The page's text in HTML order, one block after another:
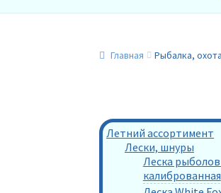
Главная Рыбалка,
Летний ассортимент
Лески, шнуры
Леска
калиброванная